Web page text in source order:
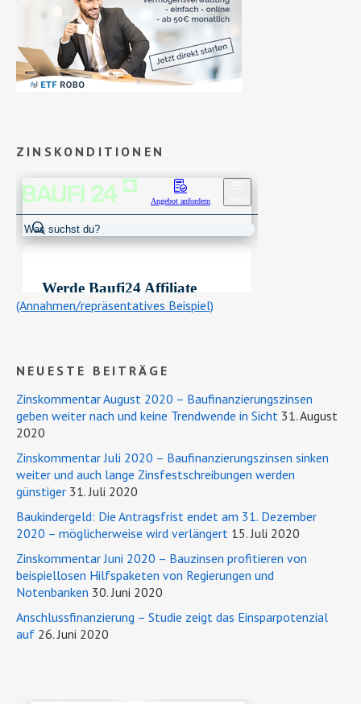
ZINSKONDITIONEN
(Annahmen/repräsentatives Beispiel)
NEUESTE BEITRÄGE
Zinskommentar August 2020 – Baufinanzierungszinsen
geben weiter nach und keine Trendwende in Sicht 31. August
2020
Zinskommentar Juli 2020 – Baufinanzierungszinsen sinken
weiter und auch lange Zinsfestschreibungen werden
günstiger 31. Juli 2020
Baukindergeld: Die Antragsfrist endet am 31. Dezember
2020 – möglicherweise wird verlängert 15. Juli 2020
Zinskommentar Juni 2020 – Bauzinsen profitieren von
beispiellosen Hilfspaketen von Regierungen und
Notenbanken 30. Juni 2020
Anschlussfinanzierung – Studie zeigt das Einsparpotenzial
auf 26. Juni 2020